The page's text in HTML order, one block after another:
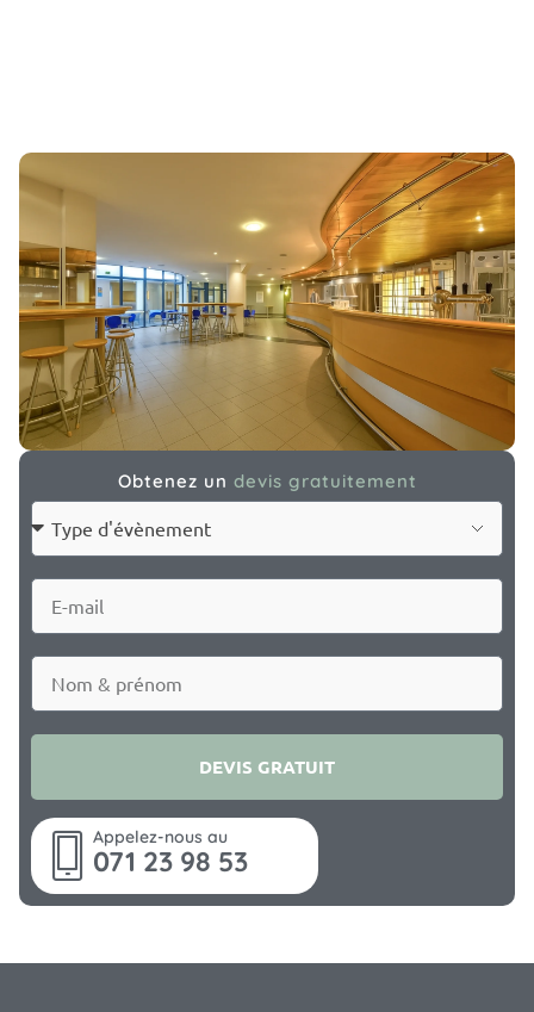
Obtenez un devis gratuitement
DEVIS GRATUIT
Appelez-nous au
071 23 98 53